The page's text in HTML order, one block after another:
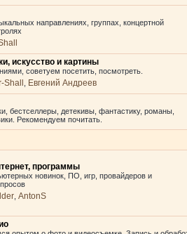
направлениях, группах, концертной
искусство и картины
советуем посетить, посмотреть.
Shall
Евгений Андреев
бестселлеры, детекивы, фантастику, романы,
Рекомендуем почитать.
программы
новинок, ПО, игр, провайдеров и
AntonS